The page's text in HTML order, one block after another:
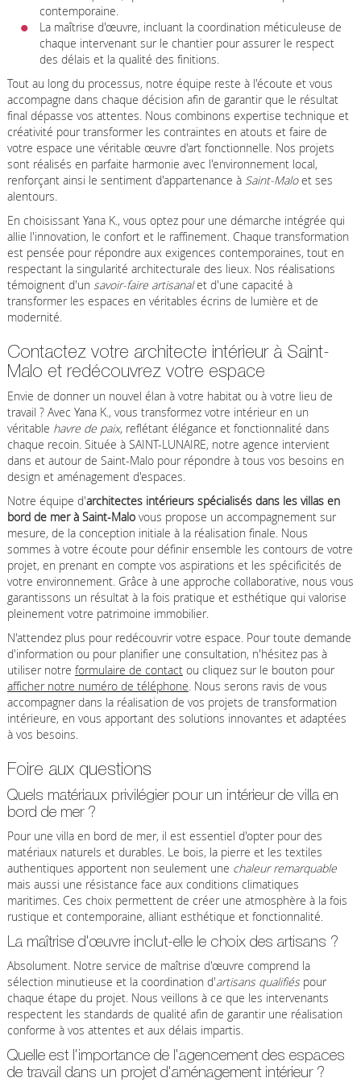
contemporaine.
La maîtrise d'œuvre, incluant la coordination méticuleuse de
chaque intervenant sur le chantier pour assurer le respect
des délais et la qualité des finitions.
Tout au long du processus, notre équipe reste à l'écoute et vous
accompagne dans chaque décision afin de garantir que le résultat
final dépasse vos attentes. Nous combinons expertise technique et
créativité pour transformer les contraintes en atouts et faire de
votre espace une véritable œuvre d'art fonctionnelle. Nos projets
sont réalisés en parfaite harmonie avec l'environnement local,
renforçant ainsi le sentiment d'appartenance à Saint-Maloet ses
alentours.
En choisissant Yana K., vous optez pour une démarche intégrée qui
allie l'innovation, le confort et le raffinement. Chaque transformation
est pensée pour répondre aux exigences contemporaines, tout en
respectant la singularité architecturale des lieux. Nos réalisations
témoignent d'un savoir-faire artisanalet d'une capacité à
transformer les espaces en véritables écrins de lumière et de
modernité.
Contactez votre architecte intérieur à Saint-
Malo et redécouvrez votre espace
Envie de donner un nouvel élan à votre habitat ou à votre lieu de
travail ? Avec Yana K., vous transformez votre intérieur en un
véritable havre de paix, reflétant élégance et fonctionnalité dans
chaque recoin. Située à SAINT-LUNAIRE, notre agence intervient
dans et autour de Saint-Malo pour répondre à tous vos besoins en
design et aménagement d'espaces.
Notre équipe d'architectes intérieurs spécialisés dans les villas en
bord de mer à Saint-Malovous propose un accompagnement sur
mesure, de la conception initiale à la réalisation finale. Nous
sommes à votre écoute pour définir ensemble les contours de votre
projet, en prenant en compte vos aspirations et les spécificités de
votre environnement. Grâce à une approche collaborative, nous vous
garantissons un résultat à la fois pratique et esthétique qui valorise
pleinement votre patrimoine immobilier.
N'attendez plus pour redécouvrir votre espace. Pour toute demande
d'information ou pour planifier une consultation, n'hésitez pas à
utiliser notre formulaire de contactou cliquez sur le bouton pour
afficher notre numéro de téléphone. Nous serons ravis de vous
accompagner dans la réalisation de vos projets de transformation
intérieure, en vous apportant des solutions innovantes et adaptées
à vos besoins.
Foire aux questions
Quels matériaux privilégier pour un intérieur de villa en
bord de mer ?
Pour une villa en bord de mer, il est essentiel d'opter pour des
matériaux naturels et durables. Le bois, la pierre et les textiles
authentiques apportent non seulement une chaleur remarquable
mais aussi une résistance face aux conditions climatiques
maritimes. Ces choix permettent de créer une atmosphère à la fois
rustique et contemporaine, alliant esthétique et fonctionnalité.
La maîtrise d'œuvre inclut-elle le choix des artisans ?
Absolument. Notre service de maîtrise d'œuvre comprend la
sélection minutieuse et la coordination d'artisans qualifiéspour
chaque étape du projet. Nous veillons à ce que les intervenants
respectent les standards de qualité afin de garantir une réalisation
conforme à vos attentes et aux délais impartis.
Quelle est l'importance de l'agencement des espaces
de travail dans un projet d'aménagement intérieur ?